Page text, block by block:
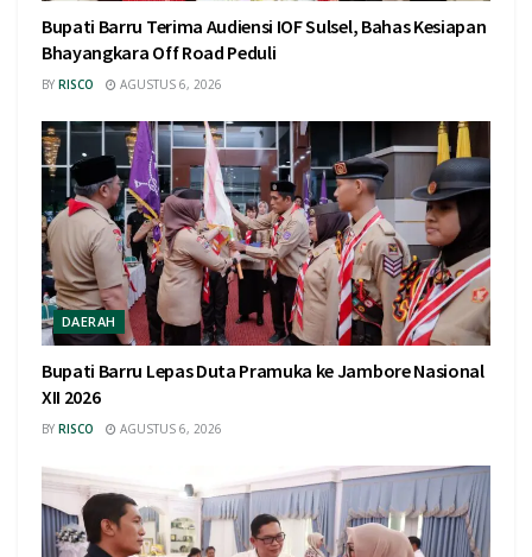
Bupati Barru Terima Audiensi IOF Sulsel, Bahas Kesiapan
Bhayangkara Off Road Peduli
BY RISCO AGUSTUS 6, 2026
DAERAH
Bupati Barru Lepas Duta Pramuka ke Jambore Nasional
XII 2026
BY RISCO AGUSTUS 6, 2026